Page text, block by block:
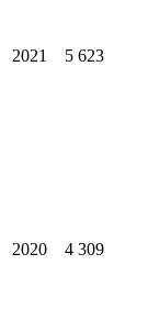
2021 5 623
2020 4 309